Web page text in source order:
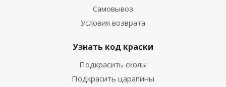
Самовывоз
Условия возврата
Узнать код краски
Подкрасить сколы
Подкрасить царапины